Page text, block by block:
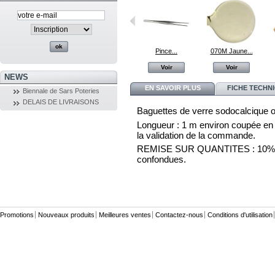
NEWS
Biennale de Sars Poteries
DELAIS DE LIVRAISONS
419M Abricot Pince...
Voir
070M Jaune...
Voir
EN SAVOIR PLUS FICHE
Baguettes de verre sodocalcique
Longueur : 1 m environ coupée
la validation de la commande.
REMISE SUR QUANTITES :
confondues.
Promotions Nouveaux produits Meilleures ventes Contactez-nous Conditions d'utilisation